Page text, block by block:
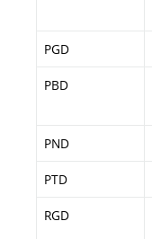
PGD
PBD
PND
PTD
RGD